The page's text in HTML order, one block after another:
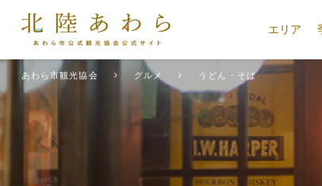
エリア
あわら市観光協会 グルメ うどん・そば